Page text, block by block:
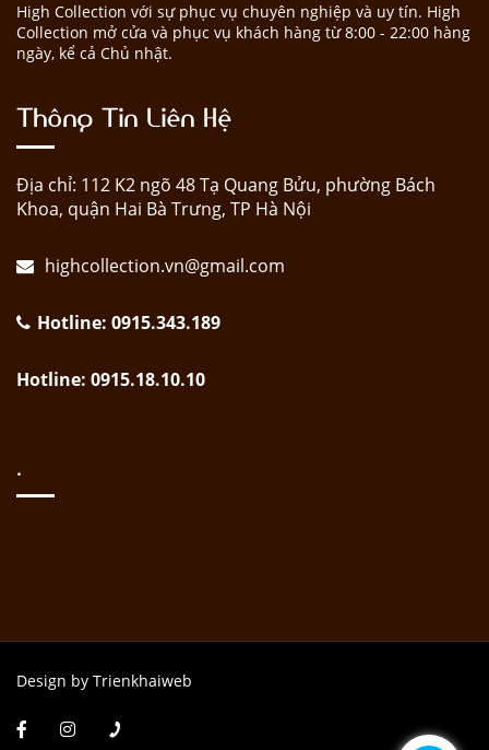
High Collection với sự phục vụ chuyên nghiệp và uy tín. High
Collection mở cửa và phục vụ khách hàng từ 8:00 - 22:00 hàng
ngày, kể cả Chủ nhật.
Thông Tin Liên Hệ
Địa chỉ: 112 K2 ngõ 48 Tạ Quang Bửu, phường Bách
Khoa, quận Hai Bà Trưng, TP Hà Nội
highcollection.vn@gmail.com
Hotline: 0915.343.189
Hotline: 0915.18.10.10
.
Design by Trienkhaiweb